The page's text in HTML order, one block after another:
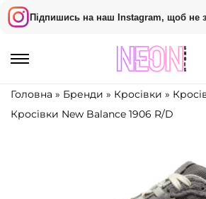
Підпишись на наш Instagram, щоб не
П
р
и
П
р
и
Головна » Бренди » Кросівки »
Кросівки New Balance 1906 R/D